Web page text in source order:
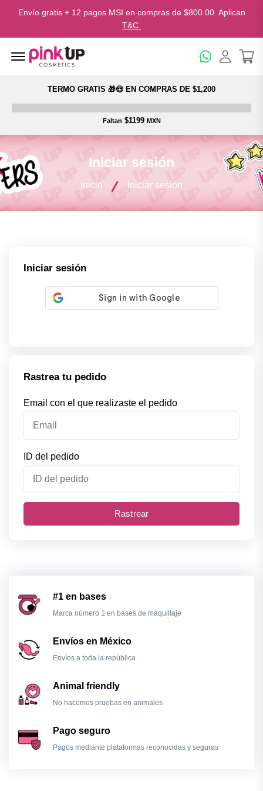
Envío gratis + 12 pagos MSI en compras de $800.00. Aplican
T&C.
Menu Open
TERMO GRATIS 🎁😍 EN COMPRAS DE $1,200
Faltan $1199 MXN
Iniciar sesión
Inicio Iniciar sesión
Iniciar sesión
Rastrea tu pedido
Email con el que realizaste el pedido
ID del pedido
Rastrear
#1 en bases
Marca número 1 en bases de maquillaje
Envíos en México
Envíos a toda la república
Animal friendly
No hacemos pruebas en animales
Pago seguro
Pagos mediante plataformas reconocidas y seguras